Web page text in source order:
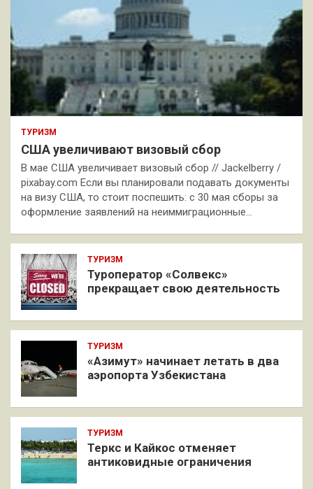
ТУРИЗМ
США увеличивают визовый сбор
В мае США увеличивает визовый сбор // Jackelberry /
pixabay.com Если вы планировали подавать документы
на визу США, то стоит поспешить: с 30 мая сборы за
оформление заявлений на неиммиграционные…
ТУРИЗМ
Туроператор «Солвекс»
прекращает свою деятельность
ТУРИЗМ
«Азимут» начинает летать в два
аэропорта Узбекистана
ТУРИЗМ
Теркс и Кайкос отменяет
антиковидные ограничения